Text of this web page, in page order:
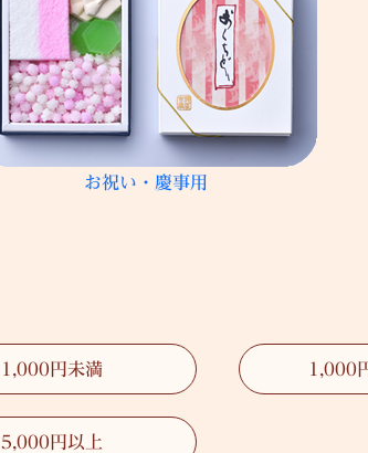
お祝い・慶事用
1,000円未満 1,000
5,000円以上